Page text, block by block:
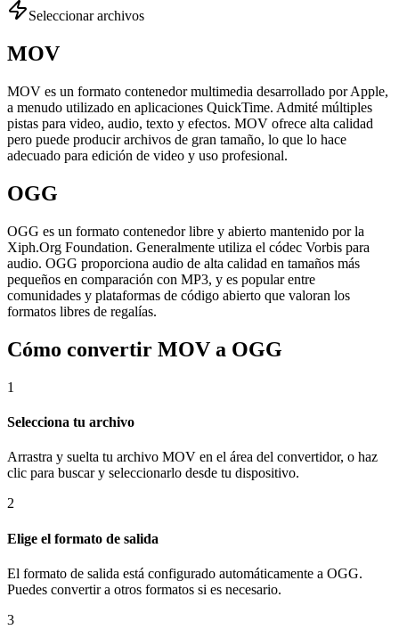
Seleccionar archivos
MOV
MOV es un formato contenedor multimedia desarrollado por Apple,
a menudo utilizado en aplicaciones QuickTime. Admité múltiples
pistas para video, audio, texto y efectos. MOV ofrece alta calidad
pero puede producir archivos de gran tamaño, lo que lo hace
adecuado para edición de video y uso profesional.
OGG
OGG es un formato contenedor libre y abierto mantenido por la
Xiph.Org Foundation. Generalmente utiliza el códec Vorbis para
audio. OGG proporciona audio de alta calidad en tamaños más
pequeños en comparación con MP3, y es popular entre
comunidades y plataformas de código abierto que valoran los
formatos libres de regalías.
Cómo convertir MOV a OGG
1
Selecciona tu archivo
Arrastra y suelta tu archivo MOV en el área del convertidor, o haz
clic para buscar y seleccionarlo desde tu dispositivo.
2
Elige el formato de salida
El formato de salida está configurado automáticamente a OGG.
Puedes convertir a otros formatos si es necesario.
3